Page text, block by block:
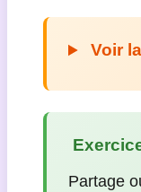
Voir
Partage